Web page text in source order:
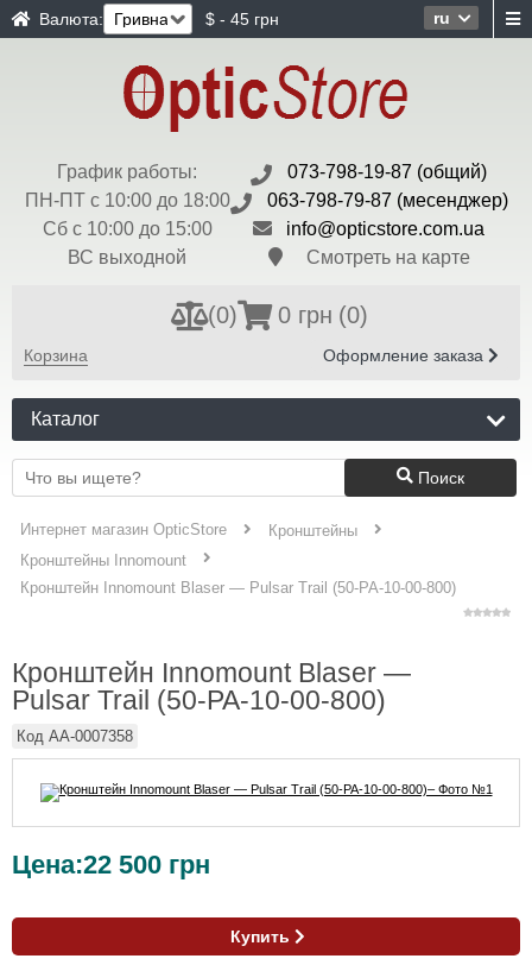
ru
Валюта: $ - 45 грн
График работы:
ПН-ПТ с 10:00 до 18:00
Сб с 10:00 до 15:00
ВС выходной
073-798-19-87 (общий)
063-798-79-87 (месенджер)
info@opticstore.com.ua
Смотреть на карте
(0) 0 грн (0)
Корзина Оформление заказа
Каталог
Поиск
Интернет магазин OpticStore
Кронштейны
Кронштейны Innomount
Кронштейн Innomount Blaser — Pulsar Trail (50-PA-10-00-800)
Кронштейн Innomount Blaser —
Pulsar Trail (50-PA-10-00-800)
Код AA-0007358
Цена:22 500 грн
Купить